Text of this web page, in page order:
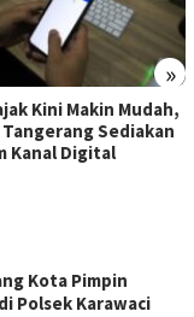
»
Kini Makin Mudah,
Sediakan
Kanal Digital
Kota Pimpin
Polsek Karawaci